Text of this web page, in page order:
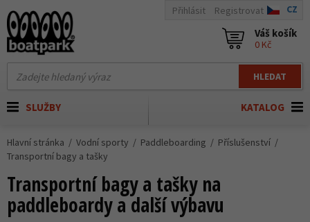
HLEDAT
Přihlásit Registrovat CZ
Váš košík
0 Kč
KATALOG
SLUŽBY
Hlavní stránka Vodní sporty Paddleboarding
Příslušenství
Transportní bagy a tašky
Transportní bagy a tašky na
paddleboardy a další výbavu